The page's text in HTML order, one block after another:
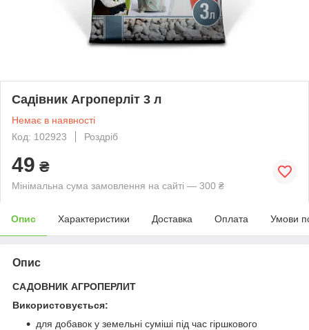
Садівник Агроперліт 3 л
Немає в наявності
Код: 102923
Роздріб
49 ₴
Мінімальна сума замовлення на сайті — 300 ₴
Опис Характеристики Доставка Оплата Умови
Опис
САДОВНИК АГРОПЕРЛИТ
Використовується:
для добавок у земельні суміші під час гіршкового